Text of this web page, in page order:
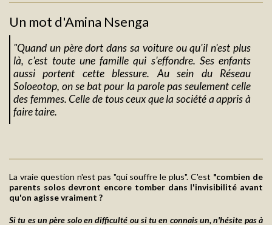
Un mot d'Amina Nsenga
"Quand un père dort dans sa voiture ou qu'il n'est plus
là, c'est toute une famille qui s'effondre. Ses enfants
aussi portent cette blessure. Au sein du Réseau
Soloeotop, on se bat pour la parole pas seulement celle
des femmes. Celle de tous ceux que la société a appris à
faire taire.
La vraie question n'est pas "qui souffre le plus". C'est "combien de
parents solos devront encore tomber dans l'invisibilité avant
qu'on agisse vraiment ?
Si tu es un père solo en difficulté ou si tu en connais un, n'hésite pas à